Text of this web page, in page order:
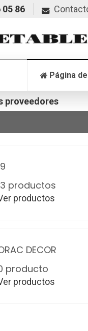
05 86
Página
proveedores
productos
productos
DECOR
producto
productos